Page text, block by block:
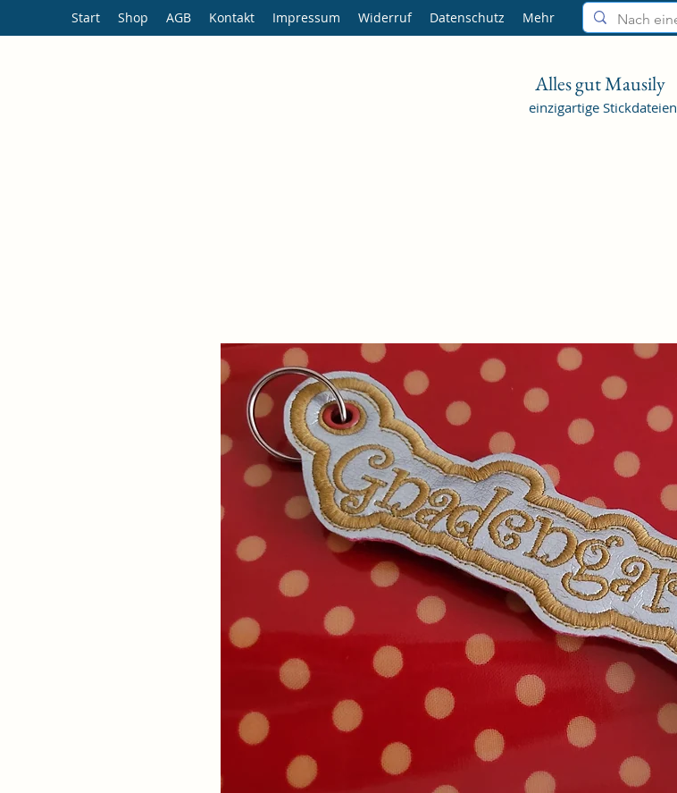
Alles gut Mausily
einzigartige Stickdateien
Start Shop AGB Kontakt Impressum Widerruf Datenschutz Mehr